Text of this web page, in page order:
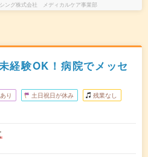
ング株式会社 メディカルケア事業部
験OK！病院でメッセ
り 土日祝日が休み 残業なし